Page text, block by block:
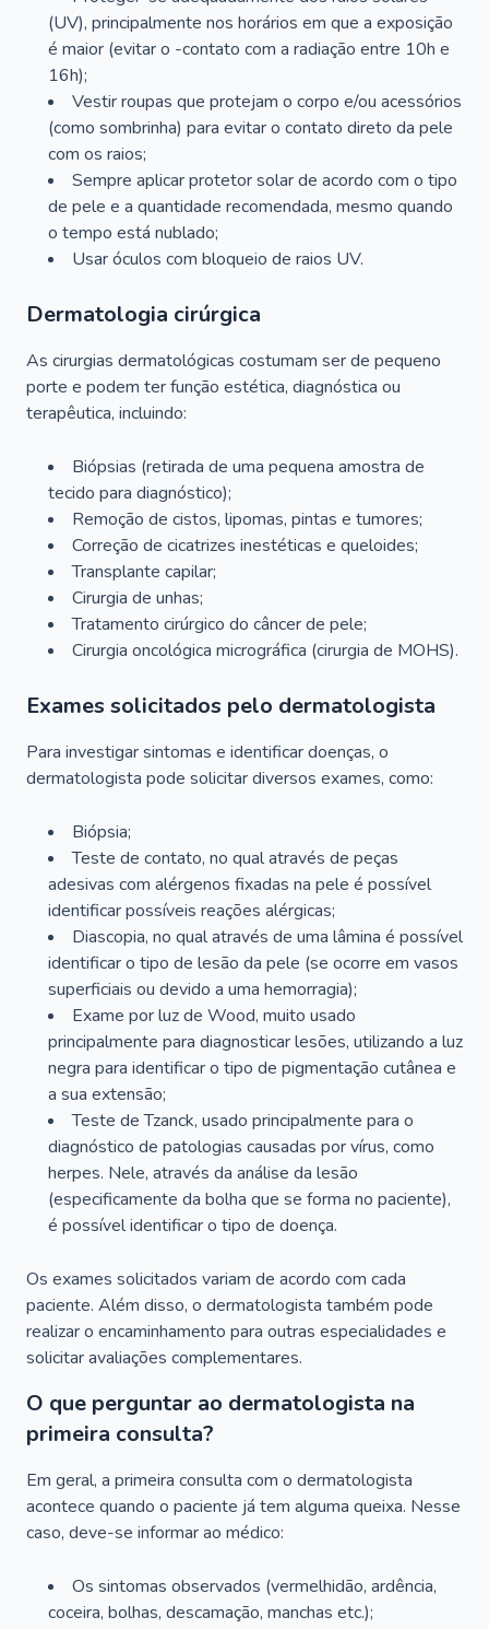
(UV), principalmente nos horários em que a exposição
é maior (evitar o -contato com a radiação entre 10h e
16h);
Vestir roupas que protejam o corpo e/ou acessórios
(como sombrinha) para evitar o contato direto da pele
com os raios;
Sempre aplicar protetor solar de acordo com o tipo
de pele e a quantidade recomendada, mesmo quando
o tempo está nublado;
Usar óculos com bloqueio de raios UV.
Dermatologia cirúrgica
As cirurgias dermatológicas costumam ser de pequeno
porte e podem ter função estética, diagnóstica ou
terapêutica, incluindo:
Biópsias (retirada de uma pequena amostra de
tecido para diagnóstico);
Remoção de cistos, lipomas, pintas e tumores;
Correção de cicatrizes inestéticas e queloides;
Transplante capilar;
Cirurgia de unhas;
Tratamento cirúrgico do câncer de pele;
Cirurgia oncológica micrográfica (cirurgia de MOHS).
Exames solicitados pelo dermatologista
Para investigar sintomas e identificar doenças, o
dermatologista pode solicitar diversos exames, como:
Biópsia;
Teste de contato, no qual através de peças
adesivas com alérgenos fixadas na pele é possível
identificar possíveis reações alérgicas;
Diascopia, no qual através de uma lâmina é possível
identificar o tipo de lesão da pele (se ocorre em vasos
superficiais ou devido a uma hemorragia);
Exame por luz de Wood, muito usado
principalmente para diagnosticar lesões, utilizando a luz
negra para identificar o tipo de pigmentação cutânea e
a sua extensão;
Teste de Tzanck, usado principalmente para o
diagnóstico de patologias causadas por vírus, como
herpes. Nele, através da análise da lesão
(especificamente da bolha que se forma no paciente),
é possível identificar o tipo de doença.
Os exames solicitados variam de acordo com cada
paciente. Além disso, o dermatologista também pode
realizar o encaminhamento para outras especialidades e
solicitar avaliações complementares.
O que perguntar ao dermatologista na
primeira consulta?
Em geral, a primeira consulta com o dermatologista
acontece quando o paciente já tem alguma queixa. Nesse
caso, deve-se informar ao médico:
Os sintomas observados (vermelhidão, ardência,
coceira, bolhas, descamação, manchas etc.);